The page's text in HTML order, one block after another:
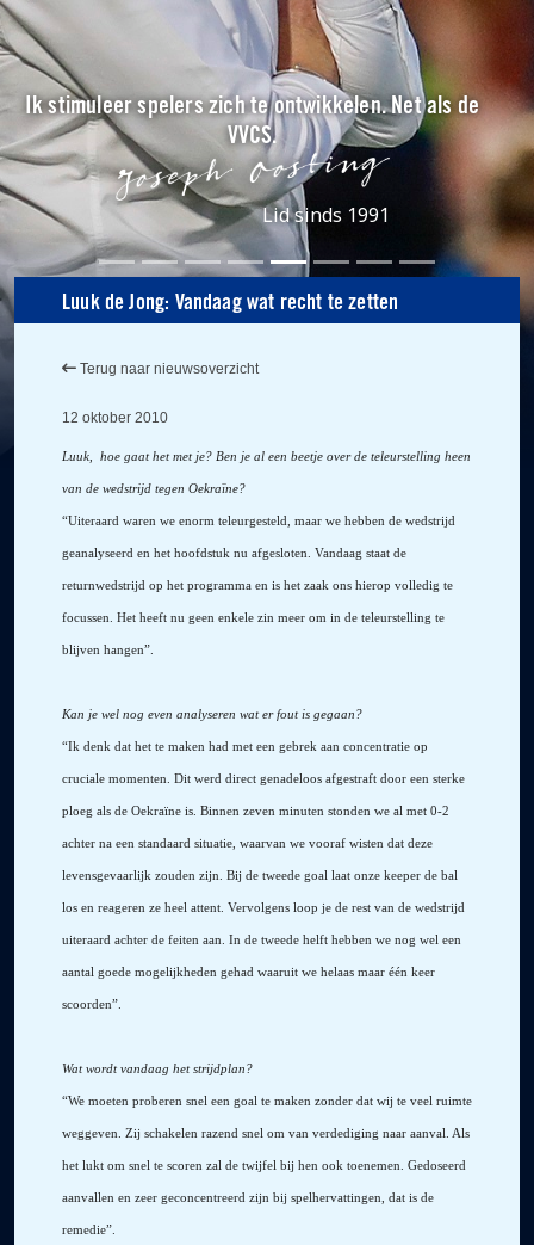
Ik stimuleer spelers zich te ontwikkelen. Net als de
VVCS.
Lid sinds 1991
Luuk de Jong: Vandaag wat recht te zetten
Terug naar nieuwsoverzicht
12 oktober 2010
Luuk, hoe gaat het met je? Ben je al een beetje over de teleurstelling heen
van de wedstrijd tegen Oekraïne?
“Uiteraard waren we enorm teleurgesteld, maar we hebben de wedstrijd
geanalyseerd en het hoofdstuk nu afgesloten. Vandaag staat de
returnwedstrijd op het programma en is het zaak ons hierop volledig te
focussen. Het heeft nu geen enkele zin meer om in de teleurstelling te
blijven hangen”.
Kan je wel nog even analyseren wat er fout is gegaan?
“Ik denk dat het te maken had met een gebrek aan concentratie op
cruciale momenten. Dit werd direct genadeloos afgestraft door een sterke
ploeg als de Oekraïne is. Binnen zeven minuten stonden we al met 0-2
achter na een standaard situatie, waarvan we vooraf wisten dat deze
levensgevaarlijk zouden zijn. Bij de tweede goal laat onze keeper de bal
los en reageren ze heel attent. Vervolgens loop je de rest van de wedstrijd
uiteraard achter de feiten aan. In de tweede helft hebben we nog wel een
aantal goede mogelijkheden gehad waaruit we helaas maar één keer
scoorden”.
Wat wordt vandaag het strijdplan?
“We moeten proberen snel een goal te maken zonder dat wij te veel ruimte
weggeven. Zij schakelen razend snel om van verdediging naar aanval. Als
het lukt om snel te scoren zal de twijfel bij hen ook toenemen. Gedoseerd
aanvallen en zeer geconcentreerd zijn bij spelhervattingen, dat is de
remedie”.